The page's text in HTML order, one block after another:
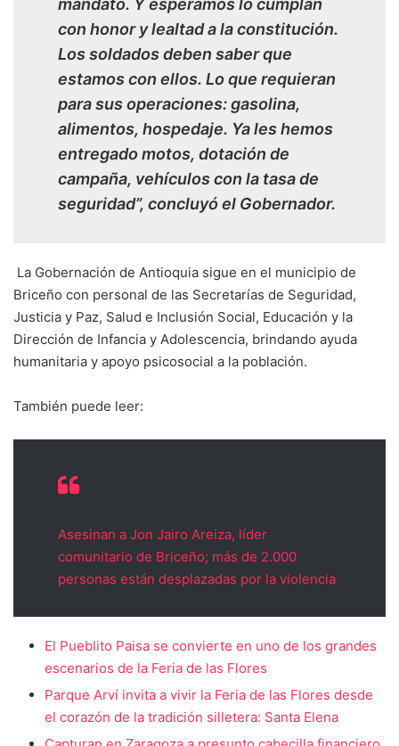
con honor y lealtad a la constitución.
Los soldados deben saber que
estamos con ellos. Lo que requieran
para sus operaciones: gasolina,
alimentos, hospedaje. Ya les hemos
entregado motos, dotación de
campaña, vehículos con la tasa de
seguridad”, concluyó el Gobernador.
La Gobernación de Antioquia sigue en el municipio de
Briceño con personal de las Secretarías de Seguridad,
Justicia y Paz, Salud e Inclusión Social, Educación y la
Dirección de Infancia y Adolescencia, brindando ayuda
humanitaria y apoyo psicosocial a la población.
También puede leer:
Asesinan a Jon Jairo Areiza, líder
comunitario de Briceño; más de 2.000
personas están desplazadas por la violencia
El Pueblito Paisa se convierte en uno de los grandes
escenarios de la Feria de las Flores
Parque Arví invita a vivir la Feria de las Flores desde
el corazón de la tradición silletera: Santa Elena